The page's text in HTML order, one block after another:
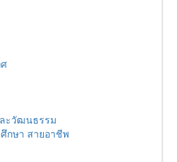
ะวัฒนธรรม
กษา สายอาชีพ